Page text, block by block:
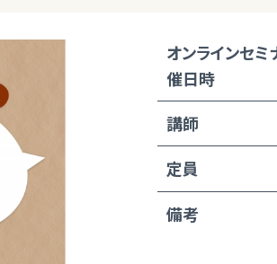
オンラインセミ
催日時
講師
定員
備考